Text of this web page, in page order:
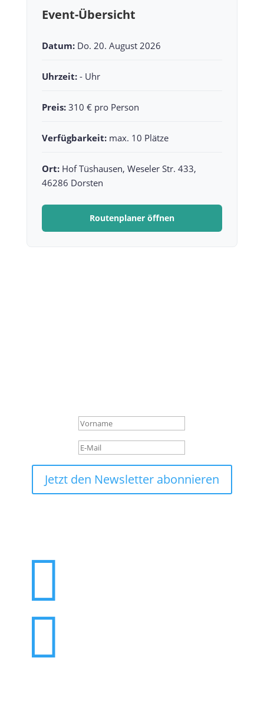
Event-Übersicht
Datum:Do. 20. August 2026
Uhrzeit:- Uhr
Preis:310 € pro Person
Verfügbarkeit:max. 10 Plätze
Ort:Hof Tüshausen, Weseler Str. 433,
46286 Dorsten
Routenplaner öffnen
Jetzt den Newsletter abonnieren

